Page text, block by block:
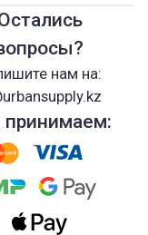
нам на: